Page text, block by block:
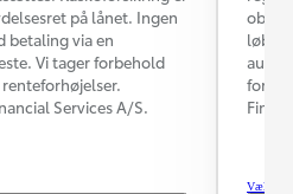
på lånet. Ingen
betaling via en
Vi tager forbehold
Services A/S.
for
Vælg bil